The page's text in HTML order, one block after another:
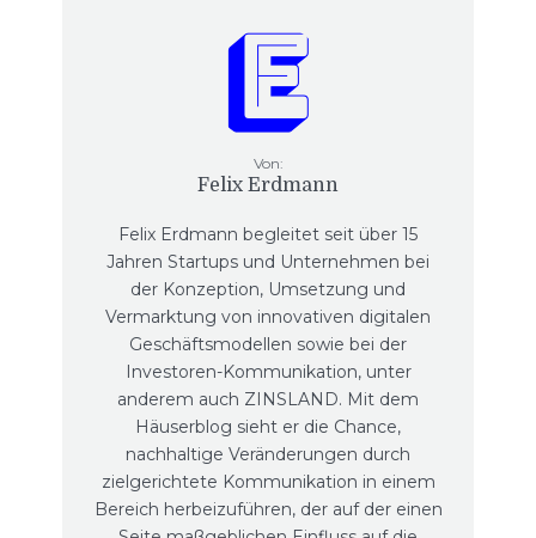
Von:
Felix Erdmann
Felix Erdmann begleitet seit über 15
Jahren Startups und Unternehmen bei
der Konzeption, Umsetzung und
Vermarktung von innovativen digitalen
Geschäftsmodellen sowie bei der
Investoren-Kommunikation, unter
anderem auch ZINSLAND. Mit dem
Häuserblog sieht er die Chance,
nachhaltige Veränderungen durch
zielgerichtete Kommunikation in einem
Bereich herbeizuführen, der auf der einen